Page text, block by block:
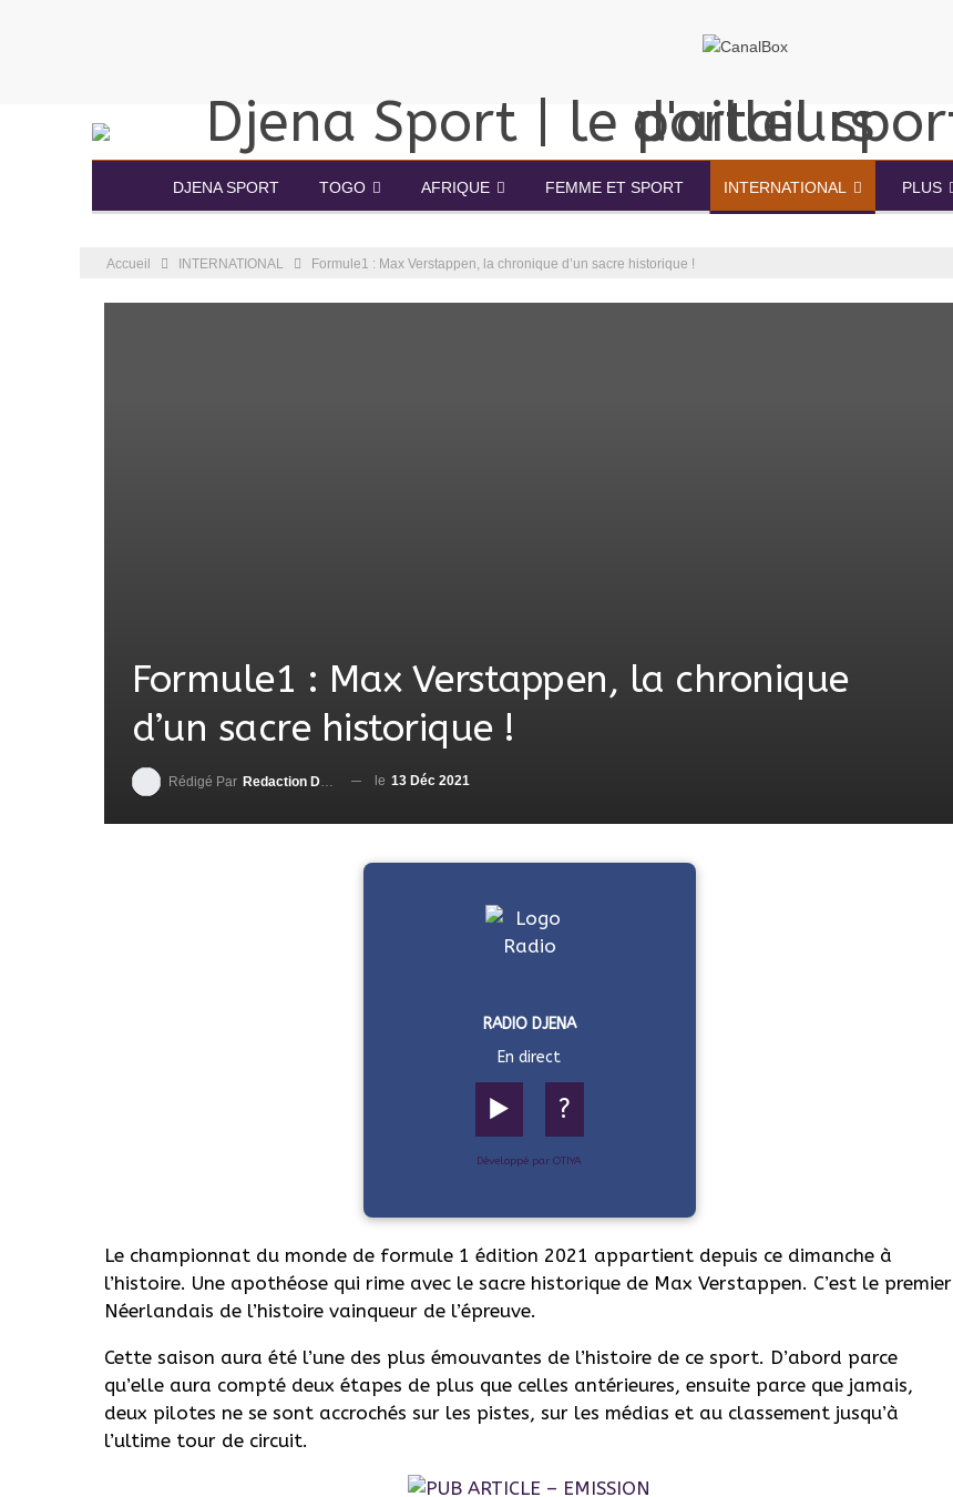
DJENA SPORT TOGO AFRIQUE FEMME ET SPORT INTERNATIONAL PLUS
Accueil INTERNATIONAL Formule1 : Max Verstappen, la chronique d’un sacre historique !
Formule1 : Max Verstappen, la chronique
d’un sacre historique !
Rédigé Par Redaction DjenaSport le 13 Déc 2021
RADIO DJENA
En direct
▶️ ?
Développé par OTIYA
Le championnat du monde de formule 1 édition 2021 appartient depuis ce dimanche à
l’histoire. Une apothéose qui rime avec le sacre historique de Max Verstappen. C’est le premier
Néerlandais de l’histoire vainqueur de l’épreuve.
Cette saison aura été l’une des plus émouvantes de l’histoire de ce sport. D’abord parce
qu’elle aura compté deux étapes de plus que celles antérieures, ensuite parce que jamais,
deux pilotes ne se sont accrochés sur les pistes, sur les médias et au classement jusqu’à
l’ultime tour de circuit.